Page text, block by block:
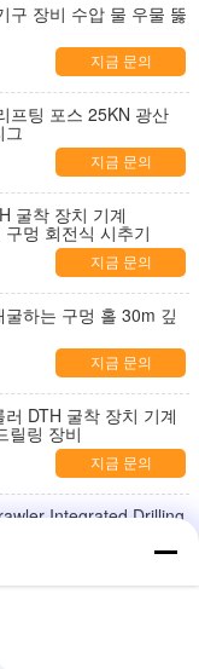
구 장비 수압 물 우물 뚫
지금 문의
프팅 포스 25KN 광산
그
지금 문의
굴착 장치 기계
멍 회전식 시추기
지금 문의
하는 구멍 홀 30m 깊
지금 문의
DTH 굴착 장치 기계
릴링 장비
지금 문의
Drilling
기 토양 조사 굴착기